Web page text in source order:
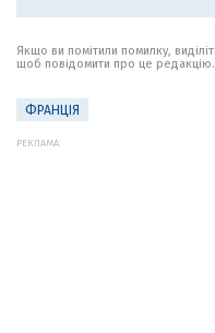
Якщо ви помітили помилку,
щоб повідомити про це редакцію.
ФРАНЦІЯ
РЕКЛАМА: